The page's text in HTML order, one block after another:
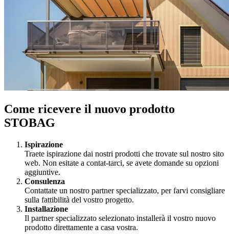
Come ricevere il nuovo prodotto
STOBAG
Ispirazione
Traete ispirazione dai nostri prodotti che trovate sul nostro sito
web. Non esitate a contat-tarci, se avete domande su opzioni
aggiuntive.
Consulenza
Contattate un nostro partner specializzato, per farvi consigliare
sulla fattibilità del vostro progetto.
Installazione
Il partner specializzato selezionato installerà il vostro nuovo
prodotto direttamente a casa vostra.